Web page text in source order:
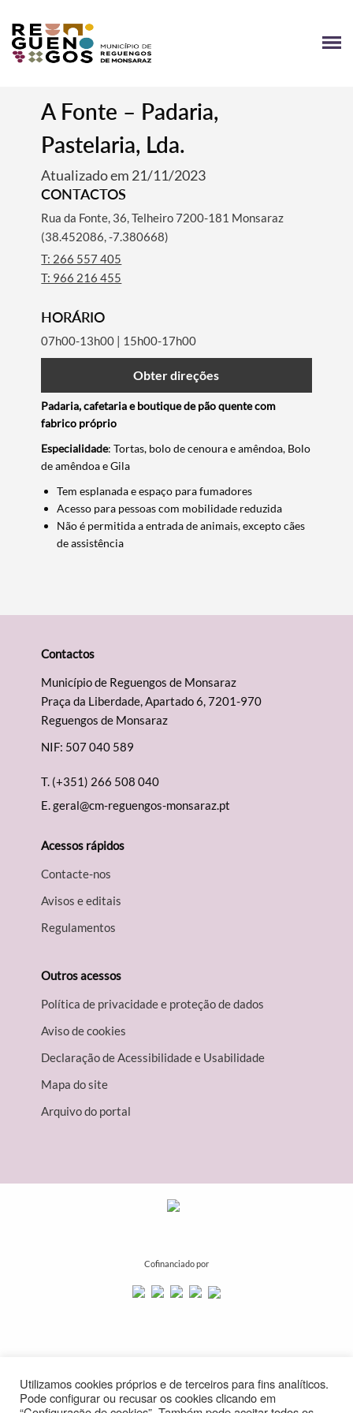
Categorias gerais
Filtros
A Fonte – Padaria,
Pastelaria, Lda.
Atualizado em 21/11/2023
CONTACTOS
Rua da Fonte, 36, Telheiro 7200-181 Monsaraz
(38.452086, -7.380668)
T: 266 557 405
T: 966 216 455
HORÁRIO
07h00-13h00 | 15h00-17h00
Obter direções
Padaria, cafetaria e boutique de pão quente com
fabrico próprio
Especialidade: Tortas, bolo de cenoura e amêndoa, Bolo
de amêndoa e Gila
Tem esplanada e espaço para fumadores
Acesso para pessoas com mobilidade reduzida
Não é permitida a entrada de animais, excepto cães
de assistência
Contactos
Município de Reguengos de Monsaraz
Praça da Liberdade, Apartado 6, 7201-970
Reguengos de Monsaraz
NIF: 507 040 589
T. (+351) 266 508 040
E.geral@cm-reguengos-monsaraz.pt
Acessos rápidos
Contacte-nos
Avisos e editais
Regulamentos
Outros acessos
Política de privacidade e proteção de dados
Aviso de cookies
Declaração de Acessibilidade e Usabilidade
Mapa do site
Arquivo do portal
Cofinanciado por
Utilizamos cookies próprios e de terceiros para fins analíticos.
Pode configurar ou recusar os cookies clicando em